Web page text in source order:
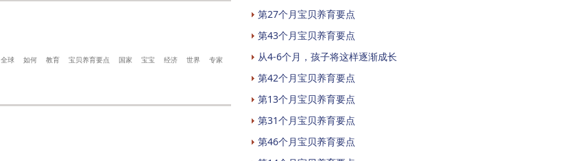
全球 如何 教育 宝贝养育要点 国家 宝宝 经济 世界
专家
第27个月宝贝养育要点
第43个月宝贝养育要点
从4-6个月，孩子将这样逐渐成长
第42个月宝贝养育要点
第13个月宝贝养育要点
第31个月宝贝养育要点
第46个月宝贝养育要点